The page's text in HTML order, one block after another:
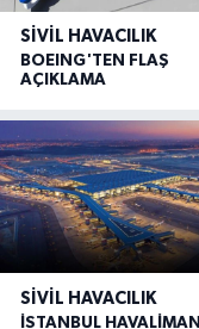
SIVIL HAVACILIK
BOEING'TEN FLAŞ
AÇIKLAMA
SIVIL HAVACILIK
İSTANBUL HAVALİMANI